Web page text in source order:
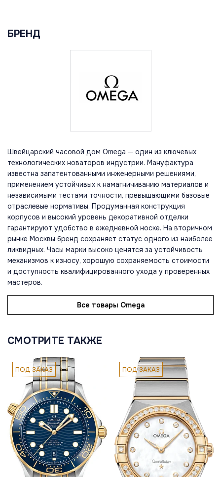
БРЕНД
Швейцарский часовой дом Omega — один из ключевых
технологических новаторов индустрии. Мануфактура
известна запатентованными инженерными решениями,
применением устойчивых к намагничиванию материалов и
независимыми тестами точности, превышающими базовые
отраслевые нормативы. Продуманная конструкция
корпусов и высокий уровень декоративной отделки
гарантируют удобство в ежедневной носке. На вторичном
рынке Москвы бренд сохраняет статус одного из наиболее
ликвидных. Часы марки высоко ценятся за устойчивость
механизмов к износу, хорошую сохраняемость стоимости
и доступность квалифицированного ухода у проверенных
мастеров.
Все товары Omega
СМОТРИТЕ ТАКЖЕ
ПОД ЗАКАЗ ПОД ЗАКАЗ